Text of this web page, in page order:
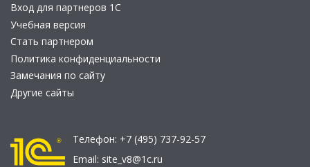
Вход для партнеров 1С
Учебная версия
Стать партнером
Политика конфиденциальности
Замечания по сайту
Другие сайты
Телефон: +7 (495) 737-92-57
Email: site_v8@1c.ru